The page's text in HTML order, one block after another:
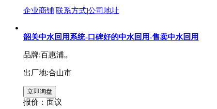
企业商铺|联系方式|公司地址
韶关中水回用系统-口碑好的中水回用-售卖中水回用
品牌:百惠浦,,
出厂地:合山市
报价： 面议